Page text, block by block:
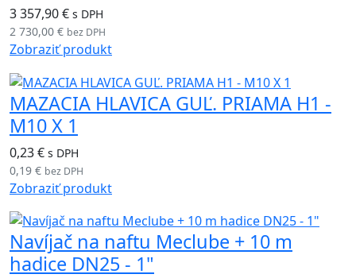
3 357,90 € s DPH
2 730,00 € bez DPH
Zobraziť produkt
MAZACIA HLAVICA GUĽ. PRIAMA H1 -
M10 X 1
0,23 € s DPH
0,19 € bez DPH
Zobraziť produkt
Navíjač na naftu Meclube + 10 m
hadice DN25 - 1"